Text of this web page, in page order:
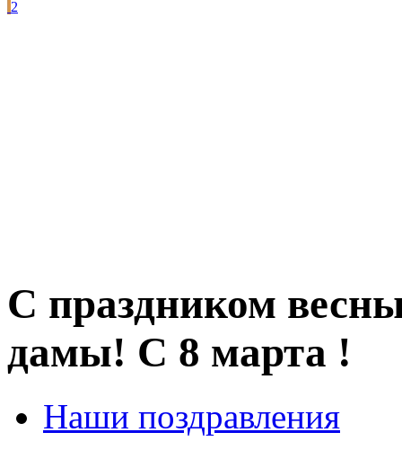
2
С праздником
дамы! С 8 марта !
Наши поздравления